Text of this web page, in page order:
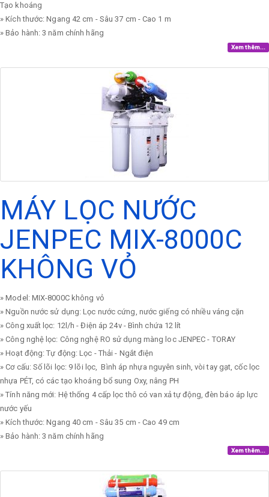
Tạo khoáng
» Kích thước: Ngang 42 cm - Sâu 37 cm - Cao 1 m
» Bảo hành: 3 năm chính hãng
Xem thêm...
MÁY LỌC NƯỚC
JENPEC MIX-8000C
KHÔNG VỎ
» Model: MIX-8000C không vỏ
» Nguồn nước sử dụng: Lọc nước cứng, nước giếng có nhiều váng cặn
» Công xuất lọc: 12l/h - Điện áp 24v - Bình chứa 12 lít
» Công nghệ lọc: Công nghệ RO sử dụng màng loc JENPEC - TORAY
» Hoạt động: Tự động: Lọc - Thải - Ngắt điện
» Cơ cấu: Số lõi lọc: 9 lõi lọc, Bình áp nhựa nguyên sinh, vòi tay gạt, cốc lọc
nhựa PÉT, có các tạo khoáng bổ sung Oxy, nâng PH
» Tính năng mới: Hệ thống 4 cấp lọc thô có van xả tự động, đèn báo áp lực
nước yếu
» Kích thước: Ngang 40 cm - Sâu 35 cm - Cao 49 cm
» Bảo hành: 3 năm chính hãng
Xem thêm...